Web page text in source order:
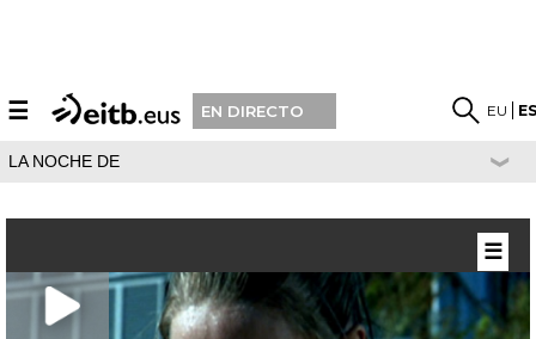
☰ EN DIRECTO EU
LA NOCHE DE
☰